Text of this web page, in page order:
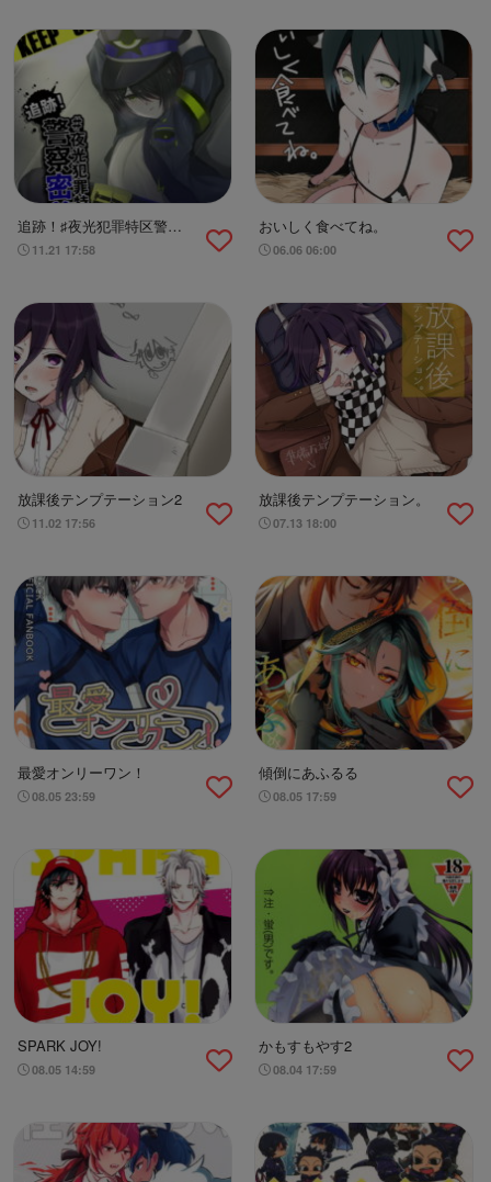
追跡！♯夜光犯罪特区警察
密着24時
11.21 17:58
おいしく食べてね。
06.06 06:00
放課後テンプテーション2
11.02 17:56
放課後テンプテーション。
07.13 18:00
最愛オンリーワン！
08.05 23:59
傾倒にあふるる
08.05 17:59
SPARK JOY!
08.05 14:59
かもすもやす2
08.04 17:59